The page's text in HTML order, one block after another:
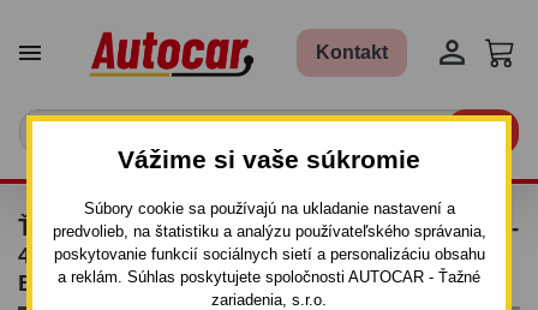
Vážime si vaše súkromie
Súbory cookie sa používajú na ukladanie nastavení a
predvolieb, na štatistiku a analýzu používateľského správania,
poskytovanie funkcií sociálnych sietí a personalizáciu obsahu
a reklám. Súhlas poskytujete spoločnosti AUTOCAR - Ťažné
zariadenia, s.r.o.
 Kontakt 
ŤAŽNÉ ZARIADENIE PRE DAEWOO NUBIRA -
4DV. - OD 2004 - ODNÍMATEĽNÝ
BAJONETOVÝ SYSTÉM